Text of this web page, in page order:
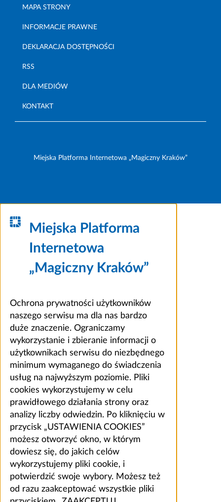
MAPA STRONY
INFORMACJE PRAWNE
DEKLARACJA DOSTĘPNOŚCI
RSS
DLA MEDIÓW
KONTAKT
Miejska Platforma Internetowa „Magiczny Kraków”
Miejska Platforma
Internetowa
„Magiczny Kraków”
Ochrona prywatności użytkowników
naszego serwisu ma dla nas bardzo
duże znaczenie. Ograniczamy
wykorzystanie i zbieranie informacji o
użytkownikach serwisu do niezbędnego
minimum wymaganego do świadczenia
usług na najwyższym poziomie. Pliki
cookies wykorzystujemy w celu
prawidłowego działania strony oraz
analizy liczby odwiedzin. Po kliknięciu w
przycisk „USTAWIENIA COOKIES”
możesz otworzyć okno, w którym
dowiesz się, do jakich celów
wykorzystujemy pliki cookie, i
potwierdzić swoje wybory. Możesz też
od razu zaakceptować wszystkie pliki